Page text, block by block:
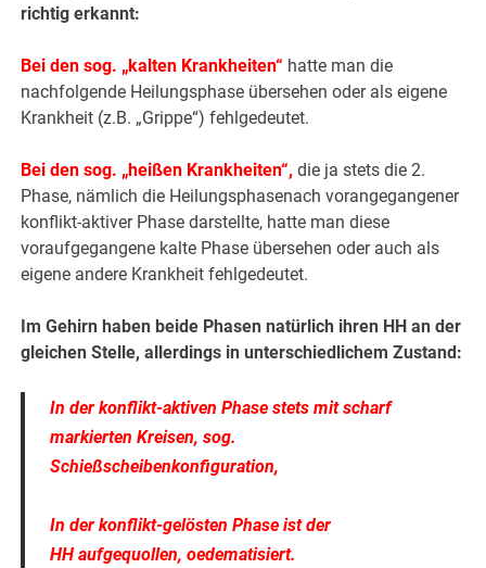
richtig erkannt:
Bei den sog. „kalten Krankheiten“ hatte man die
nachfolgende Heilungsphase übersehen oder als eigene
Krankheit (z.B. „Grippe“) fehlgedeutet.
Bei den sog. „heißen Krankheiten“, die ja stets die 2.
Phase, nämlich die Heilungsphasenach vorangegangener
konflikt-aktiver Phase darstellte, hatte man diese
voraufgegangene kalte Phase übersehen oder auch als
eigene andere Krankheit fehlgedeutet.
Im Gehirn haben beide Phasen natürlich ihren HH an der
gleichen Stelle, allerdings in unterschiedlichem Zustand:
In der konflikt-aktiven Phase stets mit scharf
markierten Kreisen, sog.
Schießscheibenkonfiguration,
In der konflikt-gelösten Phase ist der
HH aufgequollen, oedematisiert.